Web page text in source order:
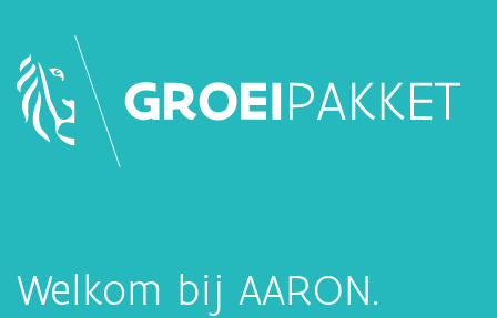
Welkom bij AARON.